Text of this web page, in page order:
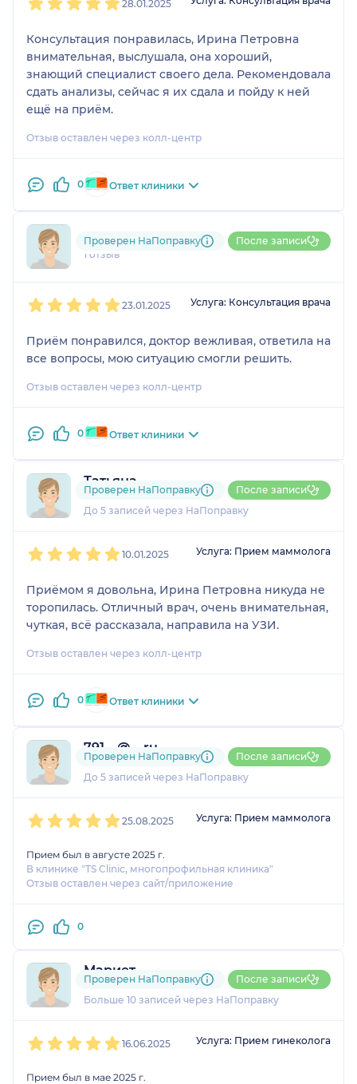
28.01.2025
Консультация понравилась, Ирина Петровна
внимательная, выслушала, она хороший,
знающий специалист своего дела. Рекомендовала
сдать анализы, сейчас я их сдала и пойду к ней
ещё на приём.
Отзыв оставлен через колл-центр
0 Ответ клиники
Наталья
1 отзыв
Проверен НаПоправку После записи
23.01.2025 Услуга: Консультация врача
Приём понравился, доктор вежливая, ответила на
все вопросы, мою ситуацию смогли решить.
Отзыв оставлен через колл-центр
0 Ответ клиники
Татьяна
1 отзыв
До 5 записей через НаПоправку
Проверен НаПоправку После записи
10.01.2025 Услуга: Прием маммолога
Приёмом я довольна, Ирина Петровна никуда не
торопилась. Отличный врач, очень внимательная,
чуткая, всё рассказала, направила на УЗИ.
Отзыв оставлен через колл-центр
0 Ответ клиники
791....@....ru
1 оценка
До 5 записей через НаПоправку
Проверен НаПоправку После записи
25.08.2025 Услуга: Прием маммолога
Прием был в августе 2025 г.
В клинике "TS Clinic, многопрофильная клиника"
Отзыв оставлен через сайт/приложение
0
Мариет
2 оценки
Больше 10 записей через НаПоправку
Проверен НаПоправку После записи
16.06.2025 Услуга: Прием гинеколога
Прием был в мае 2025 г.